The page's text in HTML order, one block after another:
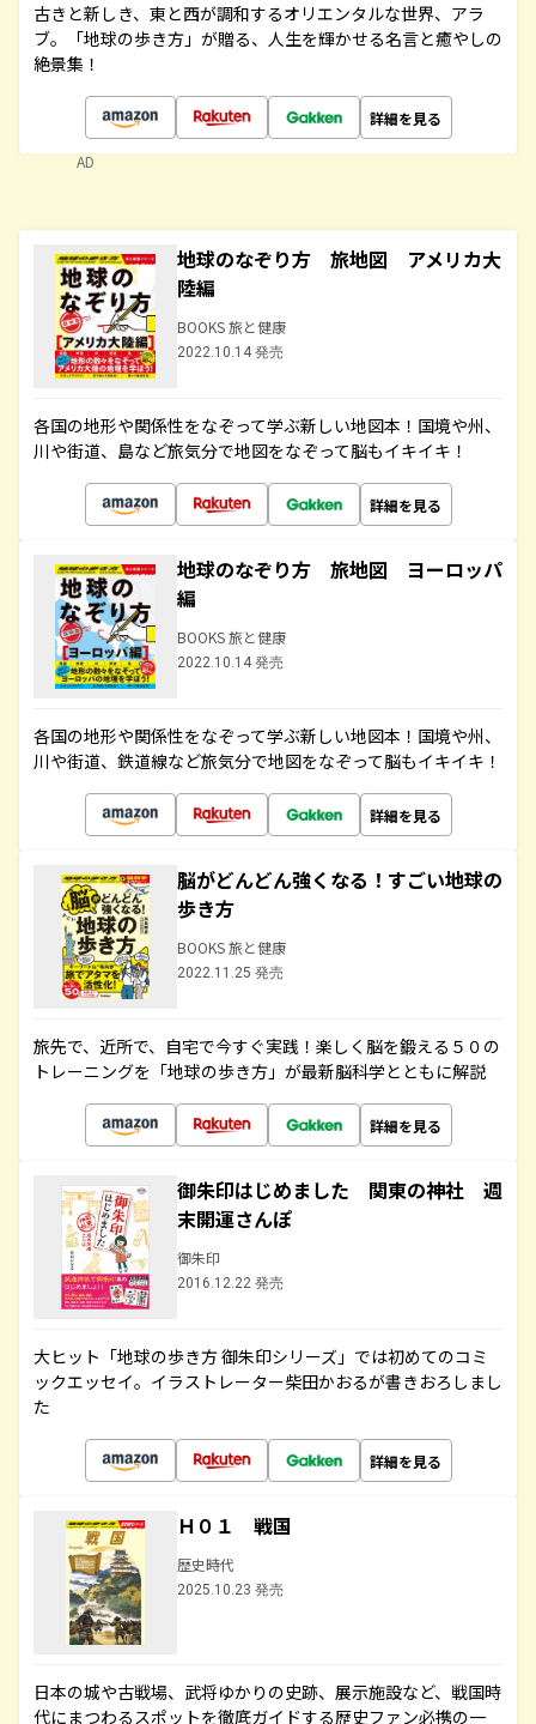
古きと新しき、東と西が調和するオリエンタルな世界、アラ
ブ。「地球の歩き方」が贈る、人生を輝かせる名言と癒やしの
絶景集！
詳細を見る
AD
地球のなぞり方 旅地図 アメリカ大
陸編
BOOKS 旅と健康
2022.10.14 発売
各国の地形や関係性をなぞって学ぶ新しい地図本！国境や州、
川や街道、島など旅気分で地図をなぞって脳もイキイキ！
詳細を見る
地球のなぞり方 旅地図 ヨーロッパ
編
BOOKS 旅と健康
2022.10.14 発売
各国の地形や関係性をなぞって学ぶ新しい地図本！国境や州、
川や街道、鉄道線など旅気分で地図をなぞって脳もイキイキ！
詳細を見る
脳がどんどん強くなる！すごい地球の
歩き方
BOOKS 旅と健康
2022.11.25 発売
旅先で、近所で、自宅で今すぐ実践！楽しく脳を鍛える５０の
トレーニングを「地球の歩き方」が最新脳科学とともに解説
詳細を見る
御朱印はじめました 関東の神社 週
末開運さんぽ
御朱印
2016.12.22 発売
大ヒット「地球の歩き方 御朱印シリーズ」では初めてのコミ
ックエッセイ。イラストレーター柴田かおるが書きおろしまし
た
詳細を見る
Ｈ０１ 戦国
歴史時代
2025.10.23 発売
日本の城や古戦場、武将ゆかりの史跡、展示施設など、戦国時
代にまつわるスポットを徹底ガイドする歴史ファン必携の一